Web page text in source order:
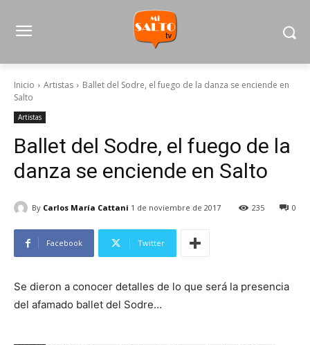
Inicio Artistas
Ballet del Sodre, el fuego de la danza se enciende en
Salto
Artistas
Ballet del Sodre, el fuego de la
danza se enciende en Salto
By Carlos María Cattani 1 de noviembre de 2017 0
235
Facebook Twitter
Se dieron a conocer detalles de lo que será la presencia
del afamado ballet del Sodre…